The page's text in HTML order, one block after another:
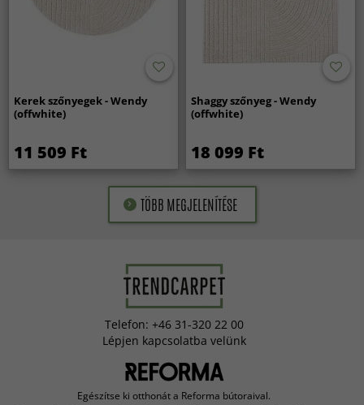
Kerek szőnyegek - Wendy
(offwhite)
11 509 Ft
Shaggy szőnyeg - Wendy
(offwhite)
18 099 Ft
TÖBB MEGJELENÍTÉSE
Telefon: +46 31-320 22 00
Lépjen kapcsolatba velünk
Egészítse ki otthonát a Reforma bútoraival.